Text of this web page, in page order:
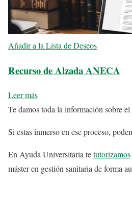
Añadir a la Lista de Deseos
Recurso de Alzada ANECA
Leer más
Te damos toda la información sobre
Si estas inmerso en ese proceso,
En Ayuda Universitaria tetutorizamos
máster en gestión sanitaria de forma